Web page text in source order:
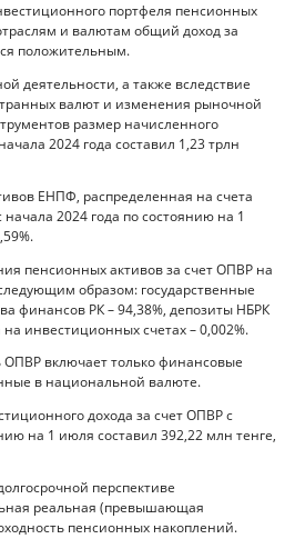
портфеля пенсионных
и валютам общий доход за
положительным.
деятельности, а также вследствие
валют и изменения рыночной
размер начисленного
2024 года составил 1,23 трлн
ЕНПФ, распределенная на счета
начала 2024 года по состоянию на 1
пенсионных активов за счет ОПВР на
образом: государственные
финансов РК – 94,38%, депозиты НБРК
инвестиционных счетах – 0,002%.
включает только финансовые
в национальной валюте.
дохода за счет ОПВР с
на 1 июля составил 392,22 млн тенге,
перспективе
реальная (превышающая
пенсионных накоплений.